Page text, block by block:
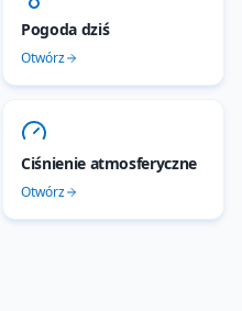
Pogoda dziś
Otwórz
Ciśnienie atmosferyczne
Otwórz